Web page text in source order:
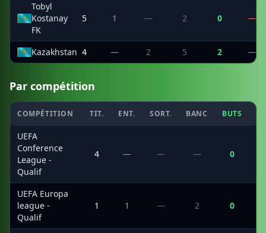
Tobyl
Kostanay
FK
5 1 — 2 0 —
Kazakhstan 4 — 2 5 2 —
Par compétition
COMPÉTITION TIT. ENT. SORT. BANC BUTS
UEFA
Conference
League -
Qualif
4 — — — 0
UEFA Europa
league -
Qualif
1 1 — 2 0